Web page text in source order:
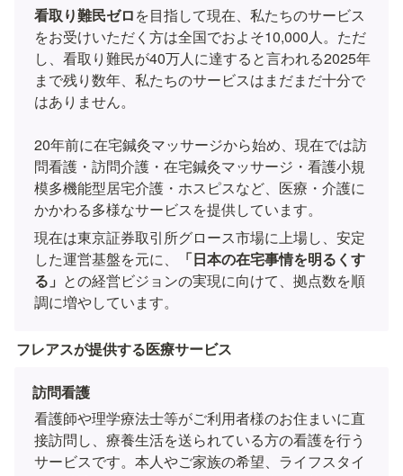
看取り難民ゼロを目指して現在、私たちのサービス
をお受けいただく方は全国でおよそ10,000人。ただ
し、看取り難民が40万人に達すると言われる2025年
まで残り数年、私たちのサービスはまだまだ十分で
はありません。
20年前に在宅鍼灸マッサージから始め、現在では訪
問看護・訪問介護・在宅鍼灸マッサージ・看護小規
模多機能型居宅介護・ホスピスなど、医療・介護に
かかわる多様なサービスを提供しています。
現在は東京証券取引所グロース市場に上場し、安定
した運営基盤を元に、
「日本の在宅事情を明るくす
る」 との経営ビジョンの実現に向けて、拠点数を順
調に増やしています。
フレアスが提供する医療サービス
訪問看護
看護師や理学療法士等がご利用者様のお住まいに直
接訪問し、療養生活を送られている方の看護を行う
サービスです。本人やご家族の希望、ライフスタイ